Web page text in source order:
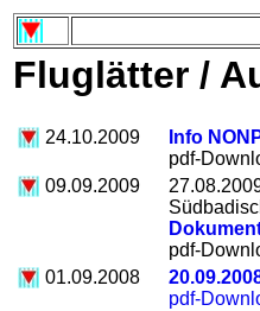
Fluglätter /
24.10.2009
Info
pdf-
09.09.2009
pdf-
01.09.2008
pdf-